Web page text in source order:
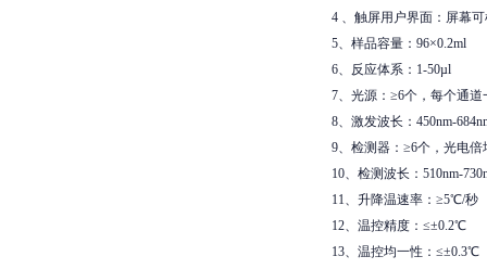
4 、触屏用户界面：屏幕
5、样品容量：96×0.2ml
6、反应体系：1-50µl
7、光源：≥6个，每个通
8、激发波长：450nm-
9、检测器：≥6个，光电
10、检测波长：510nm-
11、升降温速率：≥5℃/秒
12、温控精度：≤±0.2℃
13、温控均一性：≤±0.3℃